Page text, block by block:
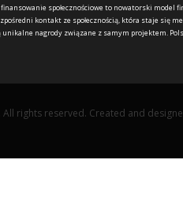
społecznościowe to nowatorski model
kontakt ze społecznością, która staje się
nagrody związane z samym projektem.
rights reserved. Created and